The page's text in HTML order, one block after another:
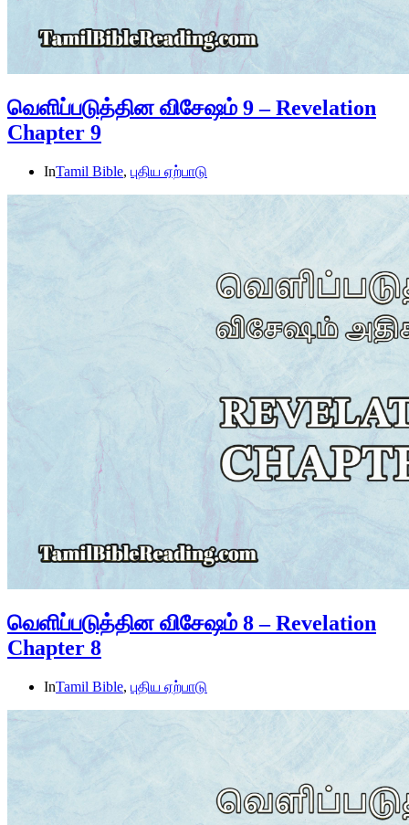
வெளிப்படுத்தின விசேஷம் 9 – Revelation
Chapter 9
InTamil Bible, புதிய ஏற்பாடு
வெளிப்படுத்தின விசேஷம் 8 – Revelation
Chapter 8
InTamil Bible, புதிய ஏற்பாடு